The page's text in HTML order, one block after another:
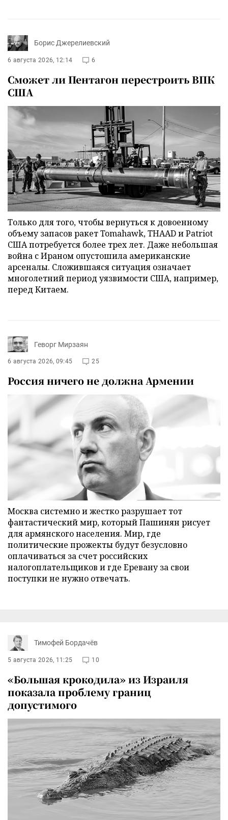
Борис Джерелиевский
6 августа 2026, 12:14 6
Сможет ли Пентагон перестроить ВПК
США
Только для того, чтобы вернуться к довоенному
объему запасов ракет Tomahawk, THAAD и Patriot
США потребуется более трех лет. Даже небольшая
война с Ираном опустошила американские
арсеналы. Сложившаяся ситуация означает
многолетний период уязвимости США, например,
перед Китаем.
Геворг Мирзаян
6 августа 2026, 09:45 25
Россия ничего не должна Армении
Москва системно и жестко разрушает тот
фантастический мир, который Пашинян рисует
для армянского населения. Мир, где
политические прожекты будут безусловно
оплачиваться за счет российских
налогоплательщиков и где Еревану за свои
поступки не нужно отвечать.
Тимофей Бордачёв
5 августа 2026, 11:25 10
«Большая крокодила» из Израиля
показала проблему границ
допустимого